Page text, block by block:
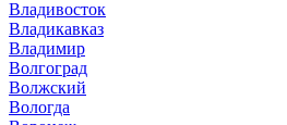
Владивосток
Владикавказ
Владимир
Волгоград
Волжский
Вологда